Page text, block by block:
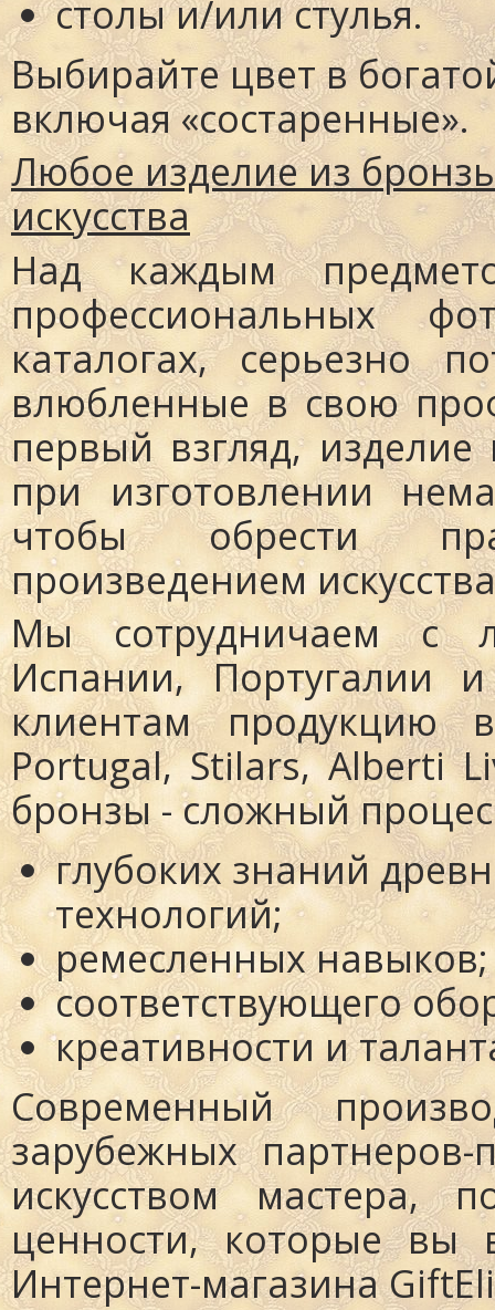
столыи/илистулья.
Выбирайте цвет в
включая «состаренные».
Любое изделие из
искусства
Над каждым
профессиональных
каталогах, серьезно
влюбленные в свою
первый взгляд, изделие
при изготовлении
чтобы обрести
произведением
Мы сотрудничаем с
Испании, Португалии
клиентам продукцию
Portugal, Stilars, Alberti
бронзы - сложный
глубоких знаний
технологий;
ремесленных навыков;
соответствующего
креативности и
Современный
зарубежных
искусством мастера,
ценности, которые вы
Интернет-магазина